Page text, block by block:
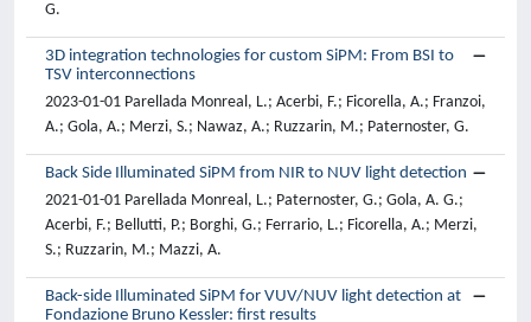
G.
3D integration technologies for custom SiPM: From BSI to
TSV interconnections
2023-01-01 Parellada Monreal, L.; Acerbi, F.; Ficorella, A.; Franzoi,
A.; Gola, A.; Merzi, S.; Nawaz, A.; Ruzzarin, M.; Paternoster, G.
Back Side Illuminated SiPM from NIR to NUV light detection
2021-01-01 Parellada Monreal, L.; Paternoster, G.; Gola, A. G.;
Acerbi, F.; Bellutti, P.; Borghi, G.; Ferrario, L.; Ficorella, A.; Merzi,
S.; Ruzzarin, M.; Mazzi, A.
Back-side Illuminated SiPM for VUV/NUV light detection at
Fondazione Bruno Kessler: first results